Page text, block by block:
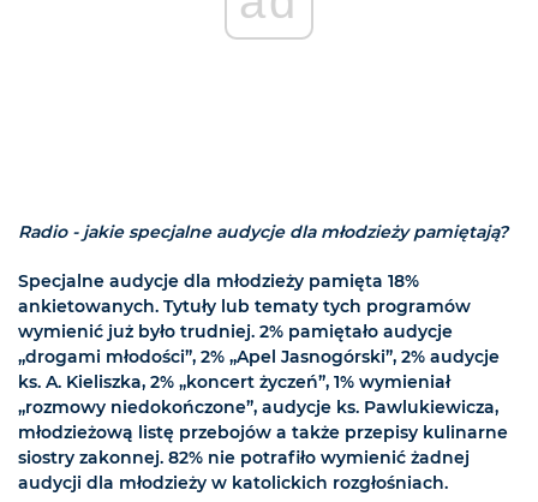
Radio - jakie specjalne audycje dla młodzieży pamiętają?
Specjalne audycje dla młodzieży pamięta 18%
ankietowanych. Tytuły lub tematy tych programów
wymienić już było trudniej. 2% pamiętało audycje
„drogami młodości”, 2% „Apel Jasnogórski”, 2% audycje
ks. A. Kieliszka, 2% „koncert życzeń”, 1% wymieniał
„rozmowy niedokończone”, audycje ks. Pawlukiewicza,
młodzieżową listę przebojów a także przepisy kulinarne
siostry zakonnej. 82% nie potrafiło wymienić żadnej
audycji dla młodzieży w katolickich rozgłośniach.